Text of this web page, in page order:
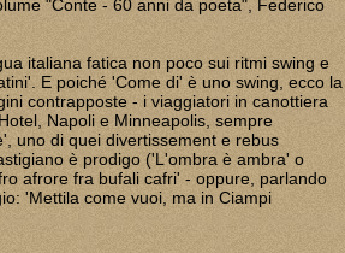
"Conte - 60 anni da poeta", Federico
italiana fatica non poco sui ritmi swing e
E poiché 'Come di' è uno swing, ecco la
contrapposte - i viaggiatori in canottiera
Napoli e Minneapolis, sempre
uno di quei divertissement e rebus
è prodigo ('L'ombra è ambra' o
afrore fra bufali cafri' - oppure, parlando
'Mettila come vuoi, ma in Ciampi